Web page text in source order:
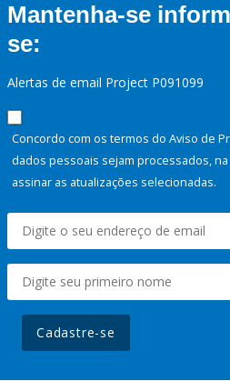
Mantenha-se
se:
Alertas de email Project P091099
Concordo com os termos do Aviso de
dados pessoais sejam processados,
assinar as atualizações selecionadas.
Cadastre-se